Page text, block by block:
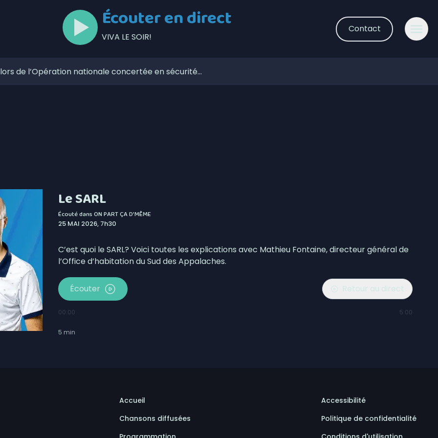
Écouter en direct
VIVA LE SOIR!
Contact
de l’Opération nationale concertée en sécurité
dans le secteur de la sécurité privée
de feux de forêt en juillet au Québec
Bédard
en 2025
conserve son avance
du Championnat canadien de balle donnée
Le SARL
Écouté dansON PART ÇA D'MÊME
25 MAI 2026, 7h30
C’est quoi le SARL? Voici toutes les explications avec Mathieu Fontaine, directeur général de
l’Office d’habitation du Sud des Appalaches.
Écouter Retour au direct
00:00 5:00
5 min
Accueil
Chansons diffusées
Accessibilité
Politique de confidentialité